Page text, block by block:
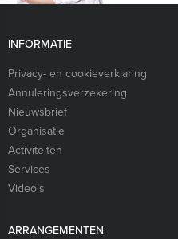
INFORMATIE
Privacy- en cookieverklaring
Annuleringsverzekering
Nieuwsbrief
Organisatie
Activiteiten
Services
Video’s
ARRANGEMENTEN